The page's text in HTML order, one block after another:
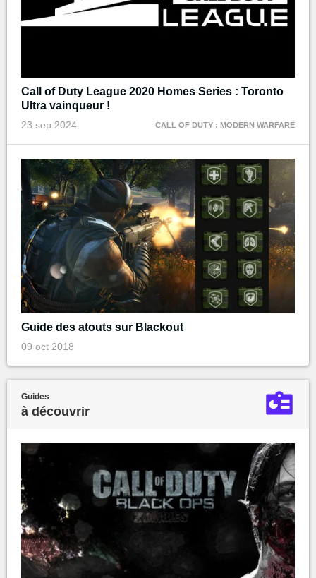
Call of Duty League 2020 Homes Series : Toronto
Ultra vainqueur !
23 sep 2024 CALL OF DUTY : MODERN WARFARE
Guide des atouts sur Blackout
09 oct 2018
Guides
à découvrir